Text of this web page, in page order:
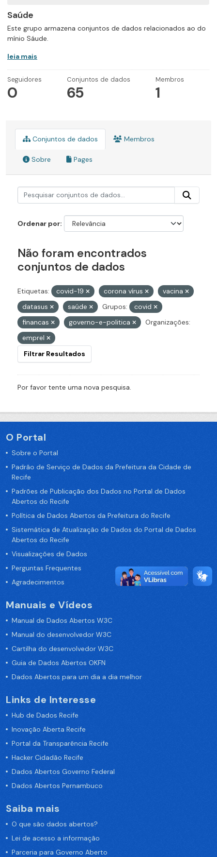
Saúde
Este grupo armazena conjuntos de dados relacionados ao do
mínio Sáude.
leia mais
Seguidores
0
Conjuntos de dados
65
Membros
1
Conjuntos de dados Membros
Sobre Pages
Ordenar por
Não foram encontrados
conjuntos de dados
Etiquetas: covid-19 corona vírus
vacina
datasus
saúde Grupos:
covid
financas
governo-e-politica
Organizações:
emprel
Filtrar Resultados
Por favor tente uma nova pesquisa.
O Portal
Sobre o Portal
Padrão de Serviço de Dados da Prefeitura da Cidade de
Recife
Padrões de Publicação dos Dados no Portal de Dados
Abertos do Recife
Política de Dados Abertos da Prefeitura do Recife
Sistemática de Atualização de Dados do Portal de Dados
Abertos do Recife
Visualizações de Dados
Perguntas Frequentes
Agradecimentos
Manuais e Vídeos
Manual de Dados Abertos W3C
Manual do desenvolvedor W3C
Cartilha do desenvolvedor W3C
Guia de Dados Abertos OKFN
Dados Abertos para um dia a dia melhor
Links de Interesse
Hub de Dados Recife
Inovação Aberta Recife
Portal da Transparência Recife
Hacker Cidadão Recife
Dados Abertos Governo Federal
Dados Abertos Pernambuco
Saiba mais
O que são dados abertos?
Lei de acesso a informação
Parceria para Governo Aberto